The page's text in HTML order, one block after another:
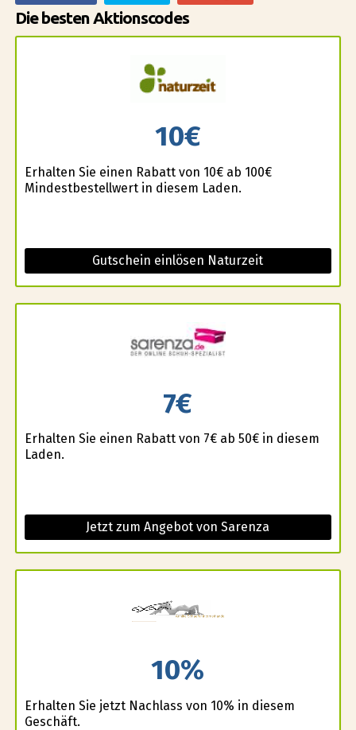
Die besten Aktionscodes
10€
Erhalten Sie einen Rabatt von 10€ ab 100€
Mindestbestellwert in diesem Laden.
Gutschein einlösen Naturzeit
7€
Erhalten Sie einen Rabatt von 7€ ab 50€ in diesem
Laden.
Jetzt zum Angebot von Sarenza
10%
Erhalten Sie jetzt Nachlass von 10% in diesem
Geschäft.